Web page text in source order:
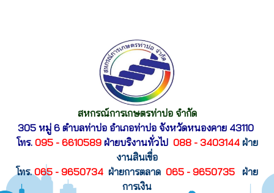
สหกรณ์การเกษตรท่าบ่อ จำกัด
305 หมู่ 6 ตำบลท่าบ่อ อำเภอท่าบ่อ จังหวัดหนองคาย 43110
โทร. 095 - 6610589 ฝ่ายบริงานทั่วไป 088 - 3403144 ฝ่าย
งานสินเขื่อ
โทร.065 - 9650734 ฝ่ายการตลาด 065 - 9650735 ฝ่าย
การเงิน